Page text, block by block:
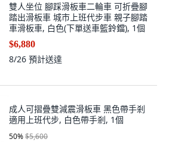
雙人坐位 腳踩滑板車二輪車 可折疊腳
踏出滑板車 城市上班代步車 親子腳踏
車滑板車, 白色(下單送車籃鈴鐺), 1個
$6,880
8/26 預計送達
成人可摺疊雙減震滑板車 黑色帶手剎
適用上班代步, 白色帶手剎, 1個
50%$5,600